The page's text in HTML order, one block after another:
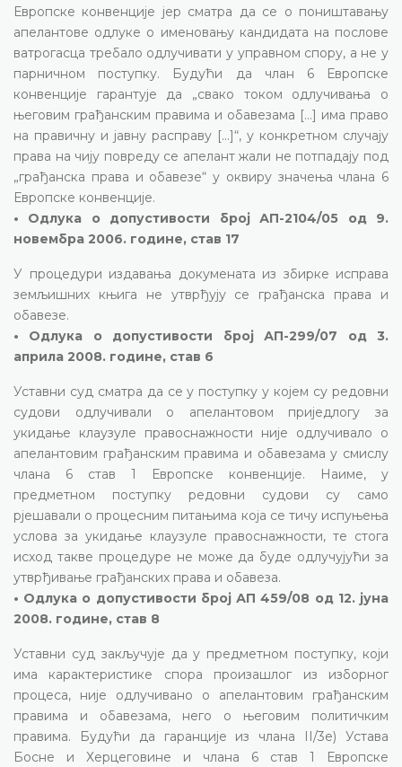
Европске конвенције јер сматра да се о поништавању
апелантове одлуке о именовању кандидата на послове
ватрогасца требало одлучивати у управном спору, а не у
парничном поступку. Будући да члан 6 Европске
конвенције гарантује да „свако током одлучивања о
његовим грађанским правима и обавезама [...] има право
на правичну и јавну расправу [...]“, у конкретном случају
права на чију повреду се апелант жали не потпадају под
„грађанска права и обавезе“ у оквиру значења члана 6
Европске конвенције.
• Одлука о допустивости број АП-2104/05 од 9.
новембра 2006. године, став 17
У процедури издавања докумената из збирке исправа
земљишних књига не утврђују се грађанска права и
обавезе.
• Одлука о допустивости број АП-299/07 од 3.
априла 2008. године, став 6
Уставни суд сматра да се у поступку у којем су редовни
судови одлучивали о апелантовом приједлогу за
укидање клаузуле правоснажности није одлучивало о
апелантовим грађанским правима и обавезама у смислу
члана 6 став 1 Европске конвенције. Наиме, у
предметном поступку редовни судови су само
рјешавали о процесним питањима која се тичу испуњења
услова за укидање клаузуле правоснажности, те стога
исход такве процедуре не може да буде одлучујући за
утврђивање грађанских права и обавеза.
• Одлука о допустивости број АП 459/08 од 12. јуна
2008. године, став 8
Уставни суд закључује да у предметном поступку, који
има карактеристике спора произашлог из изборног
процеса, није одлучивано о апелантовим грађанским
правима и обавезама, него о његовим политичким
правима. Будући да гаранције из члана II/3е) Устава
Босне и Херцеговине и члана 6 став 1 Европске